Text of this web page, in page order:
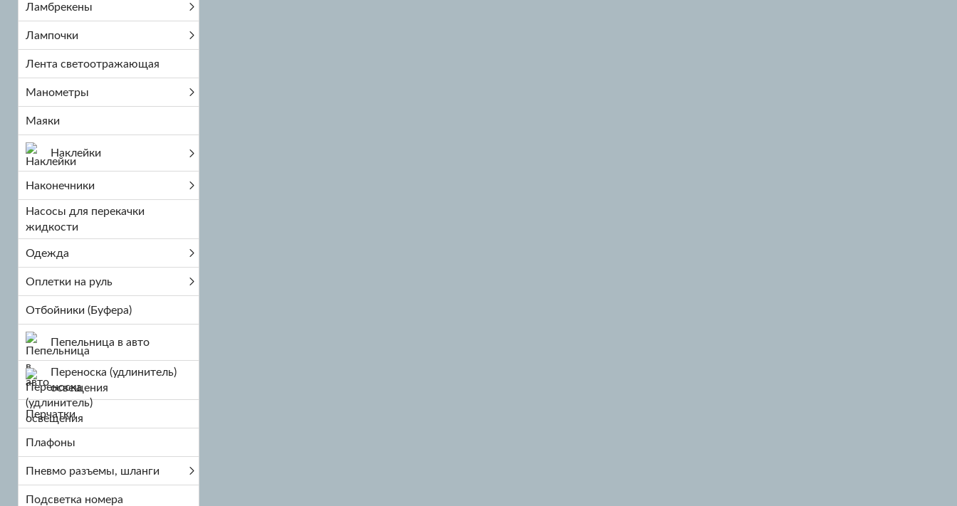
Ламбрекены
Лампочки
Лента светоотражающая
Манометры
Маяки
Наклейки
Наконечники
Насосы для перекачки
жидкости
Одежда
Оплетки на руль
Отбойники (Буфера)
Пепельница в авто
Переноска (удлинитель)
освещения
Перчатки
Плафоны
Пневмо разъемы, шланги
Подсветка номера